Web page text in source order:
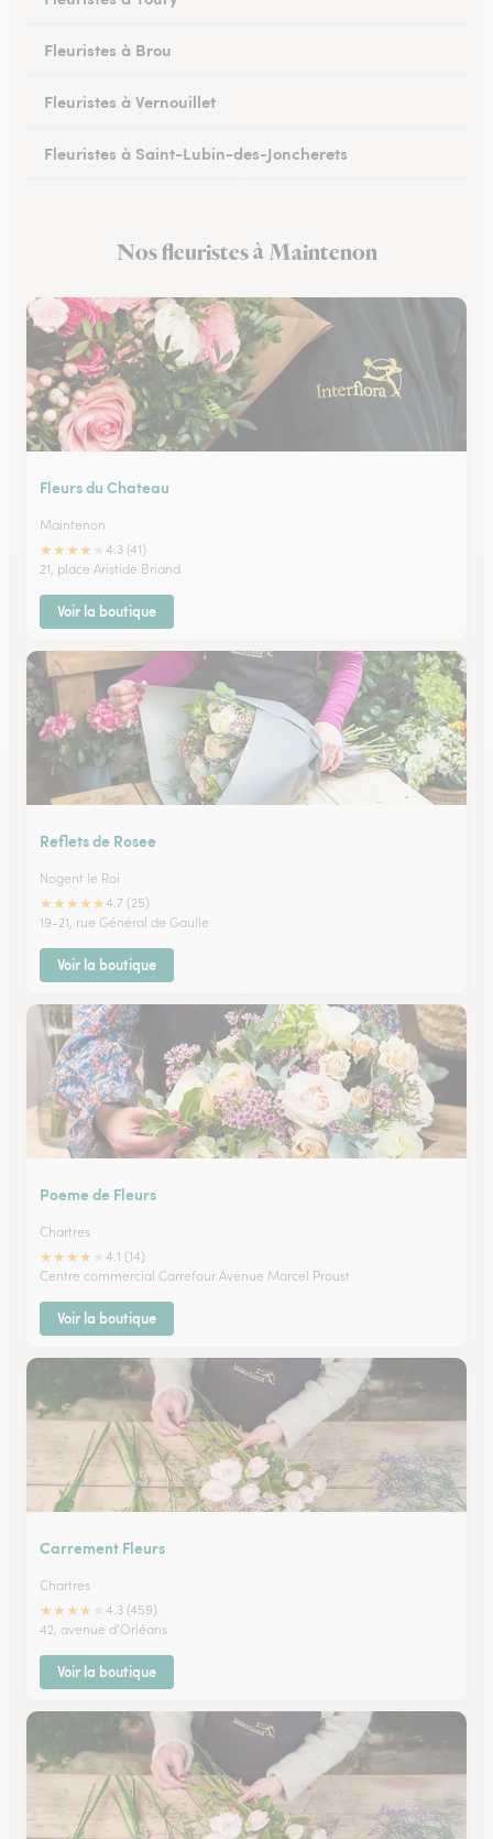
Fleuristes à Brou
Fleuristes à Vernouillet
Fleuristes à Saint-Lubin-des-Joncherets
Fleuristes à Châteaudun
Nos fleuristes à Maintenon
Fleurs du Chateau
Maintenon
★★★★
4.3 (41)
21, place Aristide Briand
Voir la boutique
Reflets de Rosee
Nogent le Roi
★★★★★4.7 (25)
19-21, rue Général de Gaulle
Voir la boutique
Poeme de Fleurs
Chartres
★★★★
4.1 (14)
Centre commercial Carrefour Avenue Marcel Proust
Voir la boutique
Carrement Fleurs
Chartres
★★★★
4.3 (459)
42, avenue d'Orléans
Voir la boutique